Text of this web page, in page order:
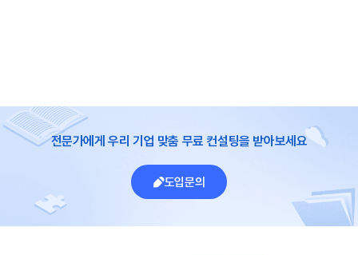
전문가에게 우리 기업 맞춤 무료 컨설팅을 받아보세요
도입문의